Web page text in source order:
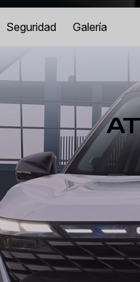
Seguridad Galería